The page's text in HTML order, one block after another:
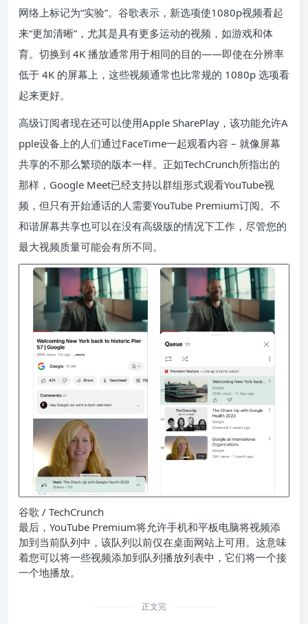
网络上标记为“实验”。谷歌表示，新选项使1080p视频看起
来“更加清晰”，尤其是具有更多运动的视频，如游戏和体
育。切换到 4K 播放通常用于相同的目的——即使在分辨率
低于 4K 的屏幕上，这些视频通常也比常规的 1080p 选项看
起来更好。
高级订阅者现在还可以使用Apple SharePlay，该功能允许A
pple设备上的人们通过FaceTime一起观看内容 – 就像屏幕
共享的不那么繁琐的版本一样。正如TechCrunch所指出的
那样，Google Meet已经支持以群组形式观看YouTube视
频，但只有开始通话的人需要YouTube Premium订阅。不
和谐屏幕共享也可以在没有高级版的情况下工作，尽管您的
最大视频质量可能会有所不同。
谷歌 / TechCrunch
最后，YouTube Premium将允许手机和平板电脑将视频添
加到当前队列中，该队列以前仅在桌面网站上可用。这意味
着您可以将一些视频添加到队列播放列表中，它们将一个接
一个地播放。
正文完